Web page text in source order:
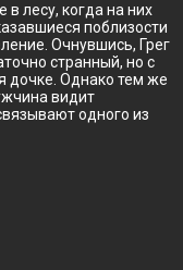
лесу, когда на них
поблизости
Очнувшись, Грег
странный, но с
дочке. Однако тем же
видит
одного из